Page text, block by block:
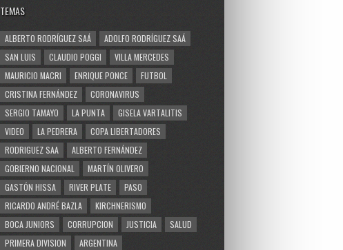
TEMAS
ALBERTO RODRÍGUEZ SAÁ
ADOLFO RODRÍGUEZ SAÁ
SAN LUIS
CLAUDIO POGGI
VILLA MERCEDES
MAURICIO MACRI
ENRIQUE PONCE
FUTBOL
CRISTINA FERNÁNDEZ
CORONAVIRUS
SERGIO TAMAYO
LA PUNTA
GISELA VARTALITIS
VIDEO
LA PEDRERA
COPA LIBERTADORES
RODRIGUEZ SAA
ALBERTO FERNÁNDEZ
GOBIERNO NACIONAL
MARTÍN OLIVERO
GASTÓN HISSA
RIVER PLATE
PASO
RICARDO ANDRÉ BAZLA
KIRCHNERISMO
BOCA JUNIORS
CORRUPCION JUSTICIA
SALUD
PRIMERA DIVISION
ARGENTINA